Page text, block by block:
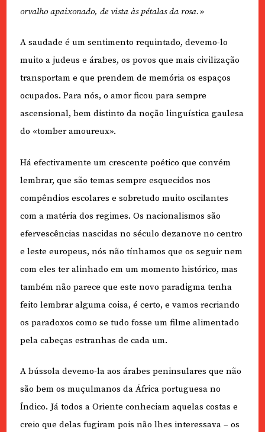
orvalho apaixonado, de vista às pétalas da rosa.»
A saudade é um sentimento requintado, devemo-lo
muito a judeus e árabes, os povos que mais civilização
transportam e que prendem de memória os espaços
ocupados. Para nós, o amor ficou para sempre
ascensional, bem distinto da noção linguística gaulesa
do «tomber amoureux».
Há efectivamente um crescente poético que convém
lembrar, que são temas sempre esquecidos nos
compêndios escolares e sobretudo muito oscilantes
com a matéria dos regimes. Os nacionalismos são
efervescências nascidas no século dezanove no centro
e leste europeus, nós não tínhamos que os seguir nem
com eles ter alinhado em um momento histórico, mas
também não parece que este novo paradigma tenha
feito lembrar alguma coisa, é certo, e vamos recriando
os paradoxos como se tudo fosse um filme alimentado
pela cabeças estranhas de cada um.
A bússola devemo-la aos árabes peninsulares que não
são bem os muçulmanos da África portuguesa no
Índico. Já todos a Oriente conheciam aquelas costas e
creio que delas fugiram pois não lhes interessava – os